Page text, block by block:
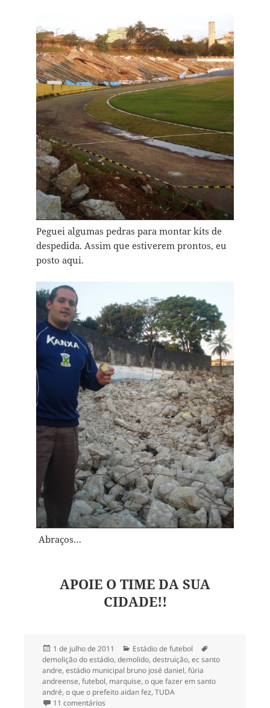
Peguei algumas pedras para montar kits de
despedida. Assim que estiverem prontos, eu
posto aqui.
Abraços…
APOIE O TIME DA SUA
CIDADE!!
Publicado
em
1 de julho de 2011 Categorias
Estádio de futebol
demolição do estádio, demolido, destruição, ec santo
andre, estádio municipal bruno josé daniel, fúria
andreense, futebol, marquise, o que fazer em santo
andré, o que o prefeito aidan fez, TUDA
11 comentáriosem Um estádio ao chão…